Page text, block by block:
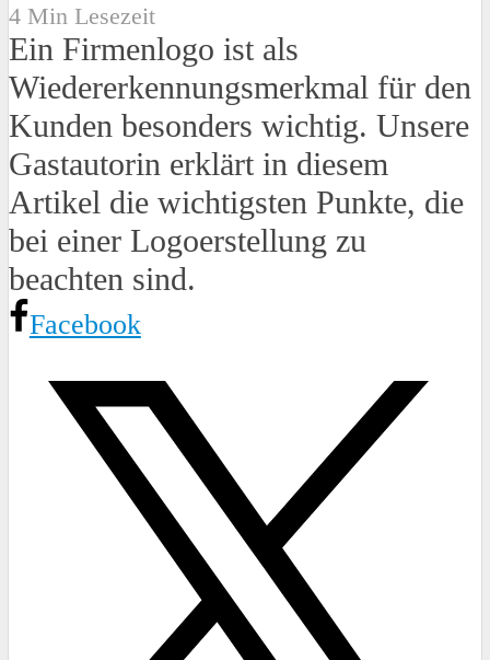
4 Min Lesezeit
Ein Firmenlogo ist als
Wiedererkennungsmerkmal für den
Kunden besonders wichtig. Unsere
Gastautorin erklärt in diesem
Artikel die wichtigsten Punkte, die
bei einer Logoerstellung zu
beachten sind.
Facebook